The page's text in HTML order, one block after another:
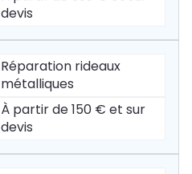
devis
Réparation rideaux
métalliques
À partir de 150 € et sur
devis